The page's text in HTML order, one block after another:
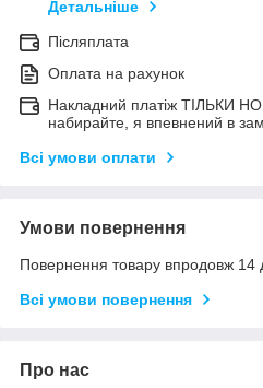
Детальніше
Післяплата
Оплата на рахунок
Накладний платіж ТІЛЬКИ
набирайте, я впевнений в
Всі умови оплати
Умови повернення
Повернення товару впродовж 14
Всі умови повернення
Про нас